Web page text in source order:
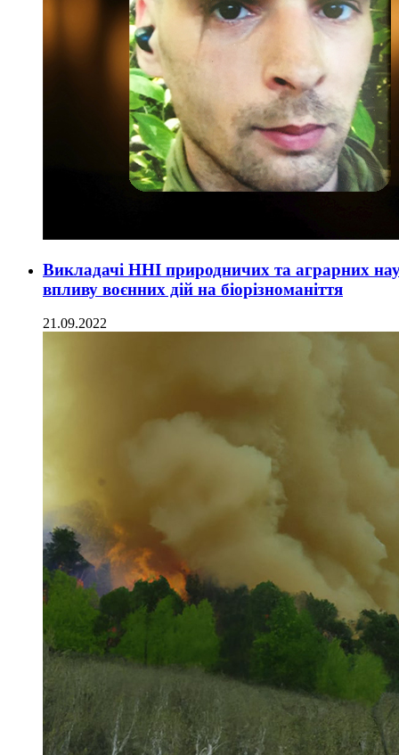
Викладачі ННІ природничих та аграрних
впливу воєнних дій на біорізноманіття
21.09.2022